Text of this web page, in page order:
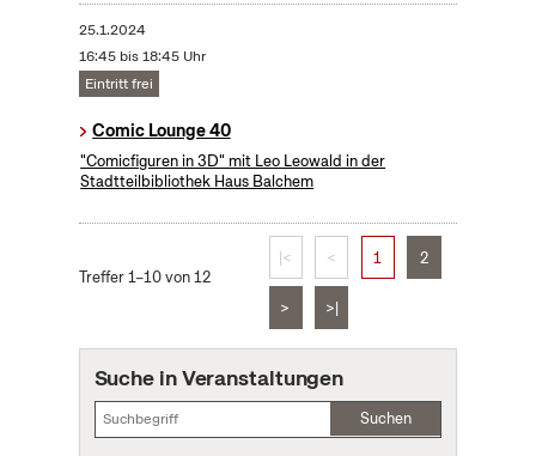
25.1.2024
16:45 bis 18:45 Uhr
Eintritt frei
Comic Lounge 40
"Comicfiguren in 3D" mit Leo Leowald in der
Stadtteilbibliothek Haus Balchem
Treffer 1–10 von 12
|< < 1 2
> >|
Suche in Veranstaltungen
Suchen